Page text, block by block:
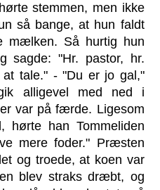
stemmen, men ikke
så bange, at hun faldt
mælken. Så hurtig hun
sagde: "Hr. pastor, hr.
at tale." - "Du er jo gal,"
alligevel med ned i
var på færde. Ligesom
hørte han Tommeliden
mere foder." Præsten
og troede, at koen var
blev straks dræbt, og